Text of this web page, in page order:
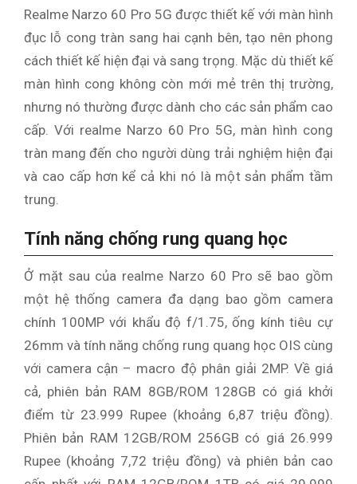
Realme Narzo 60 Pro 5G được thiết kế với màn hình
đục lỗ cong tràn sang hai cạnh bên, tạo nên phong
cách thiết kế hiện đại và sang trọng. Mặc dù thiết kế
màn hình cong không còn mới mẻ trên thị trường,
nhưng nó thường được dành cho các sản phẩm cao
cấp. Với realme Narzo 60 Pro 5G, màn hình cong
tràn mang đến cho người dùng trải nghiệm hiện đại
và cao cấp hơn kể cả khi nó là một sản phẩm tầm
trung.
Tính năng chống rung quang học
Ở mặt sau của realme Narzo 60 Pro sẽ bao gồm
một hệ thống camera đa dạng bao gồm camera
chính 100MP với khẩu độ f/1.75, ống kính tiêu cự
26mm và tính năng chống rung quang học OIS cùng
với camera cận – macro độ phân giải 2MP. Về giá
cả, phiên bản RAM 8GB/ROM 128GB có giá khởi
điểm từ 23.999 Rupee (khoảng 6,87 triệu đồng).
Phiên bản RAM 12GB/ROM 256GB có giá 26.999
Rupee (khoảng 7,72 triệu đồng) và phiên bản cao